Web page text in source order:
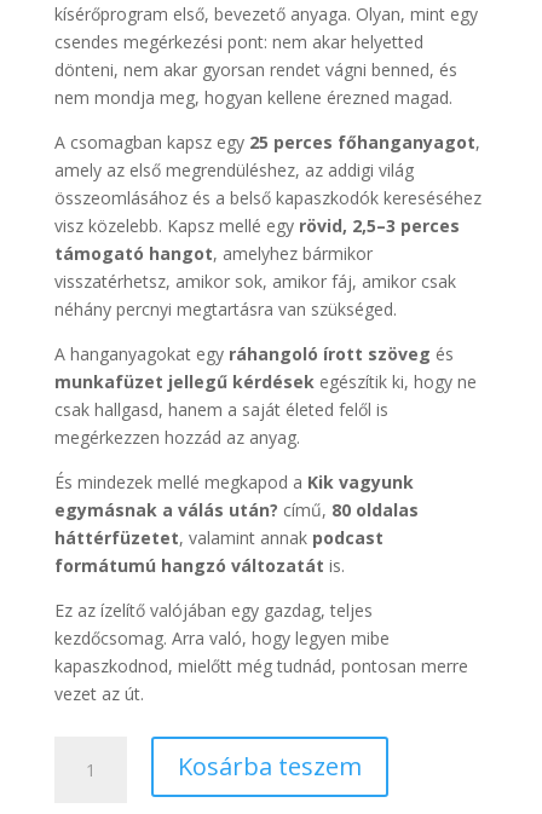
kísérőprogram első, bevezető anyaga. Olyan, mint egy
csendes megérkezési pont: nem akar helyetted
dönteni, nem akar gyorsan rendet vágni benned, és
nem mondja meg, hogyan kellene érezned magad.
A csomagban kapsz egy 25 perces főhanganyagot,
amely az első megrendüléshez, az addigi világ
összeomlásához és a belső kapaszkodók kereséséhez
visz közelebb. Kapsz mellé egy rövid, 2,5–3 perces
támogató hangot, amelyhez bármikor
visszatérhetsz, amikor sok, amikor fáj, amikor csak
néhány percnyi megtartásra van szükséged.
A hanganyagokat egy ráhangoló írott szöveg és
munkafüzet jellegű kérdésekegészítik ki, hogy ne
csak hallgasd, hanem a saját életed felől is
megérkezzen hozzád az anyag.
És mindezek mellé megkapod a Kik vagyunk
egymásnak a válás után? című, 80 oldalas
háttérfüzetet, valamint annak podcast
formátumú hangzó változatát is.
Ez az ízelítő valójában egy gazdag, teljes
kezdőcsomag. Arra való, hogy legyen mibe
kapaszkodnod, mielőtt még tudnád, pontosan merre
vezet az út.
Kosárba teszem